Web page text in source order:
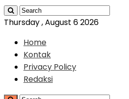
Thursday , August 6 2026
Home
Kontak
Privacy Policy
Redaksi